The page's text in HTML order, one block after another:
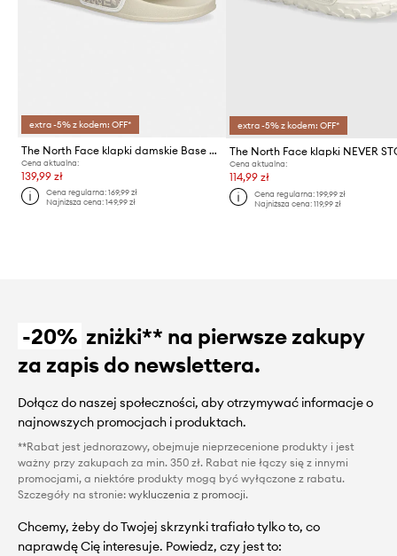
extra -5% z kodem: OFF*
The North Face klapki damskie Base Camp Slide III
Cena aktualna:
139,99 zł
Cena regularna:169,99 zł
Najniższa cena:149,99 zł
extra -5% z kodem: OFF*
Cena aktualna:
114,99 zł
Cena regularna: 199,99 zł
Najniższa cena: 119,99 zł
-20% zniżki** na pierwsze zakupy
za zapis do newslettera.
Dołącz do naszej społeczności, aby otrzymywać informacje o
najnowszych promocjach i produktach.
**Rabat jest jednorazowy, obejmuje nieprzecenione produkty i jest
ważny przy zakupach za min. 350 zł. Rabat nie łączy się z innymi
promocjami, a niektóre produkty mogą być wyłączone z rabatu.
Szczegóły na stronie: wykluczenia z promocji.
Chcemy, żeby do Twojej skrzynki trafiało tylko to, co
naprawdę Cię interesuje. Powiedz, czy jest to: